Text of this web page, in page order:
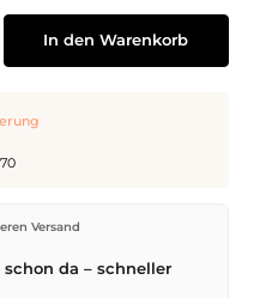
Wert ein oder benutze die
In den Warenkorb
Lager in Kriens. Ab
bis
– Zustellung am
Post.
Versand
da – schneller